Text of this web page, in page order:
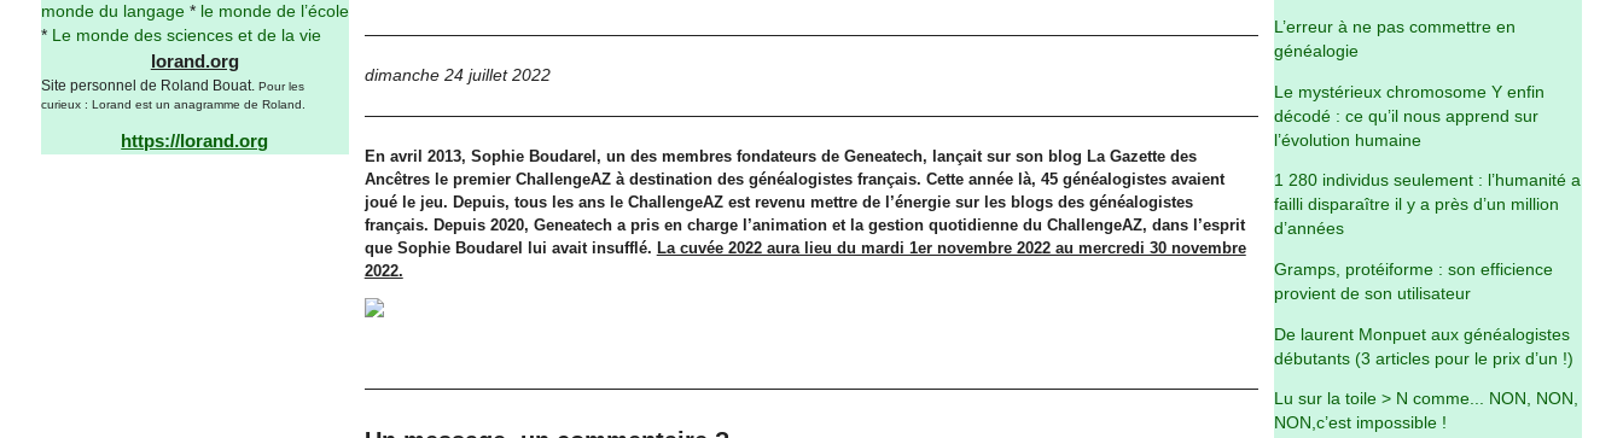
monde du langage* le monde de l’école
*
Le monde des sciences et de la vie
lorand.org
Site personnel de Roland Bouat. Pour les
curieux : Lorand est un anagramme de Roland.
https://lorand.org
dimanche 24 juillet 2022
En avril 2013, Sophie Boudarel, un des membres fondateurs de Geneatech, lançait sur son blog La Gazette des
Ancêtres le premier ChallengeAZ à destination des généalogistes français. Cette année là, 45 généalogistes avaient
joué le jeu. Depuis, tous les ans le ChallengeAZ est revenu mettre de l’énergie sur les blogs des généalogistes
français. Depuis 2020, Geneatech a pris en charge l’animation et la gestion quotidienne du ChallengeAZ, dans l’esprit
que Sophie Boudarel lui avait insufflé. La cuvée 2022 aura lieu du mardi 1er novembre 2022 au mercredi 30 novembre
2022.
L’erreur à ne pas commettre en
généalogie
Le mystérieux chromosome Y enfin
décodé : ce qu’il nous apprend sur
l’évolution humaine
1 280 individus seulement : l’humanité a
failli disparaître il y a près d’un million
d’années
Gramps, protéiforme : son efficience
provient de son utilisateur
De laurent Monpuet aux généalogistes
débutants (3 articles pour le prix d’un !)
Lu sur la toile > N comme... NON, NON,
NON,c’est impossible !